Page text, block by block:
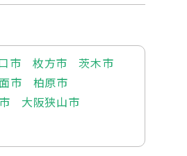
市 枚方市
茨木市
市
柏原市
大阪狭山市